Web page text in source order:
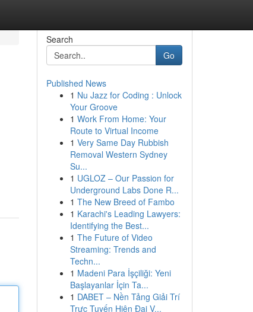
Search
Go
Published News
1 Nu Jazz for Coding : Unlock
Your Groove
1 Work From Home: Your
Route to Virtual Income
1 Very Same Day Rubbish
Removal Western Sydney
Su...
1 UGLOZ – Our Passion for
Underground Labs Done R...
1 The New Breed of Fambo
1 Karachi's Leading Lawyers:
Identifying the Best...
1 The Future of Video
Streaming: Trends and
Techn...
1 Madeni Para İşçiliği: Yeni
Başlayanlar İçin Ta...
1 DABET – Nền Tảng Giải Trí
Trực Tuyến Hiện Đại V...